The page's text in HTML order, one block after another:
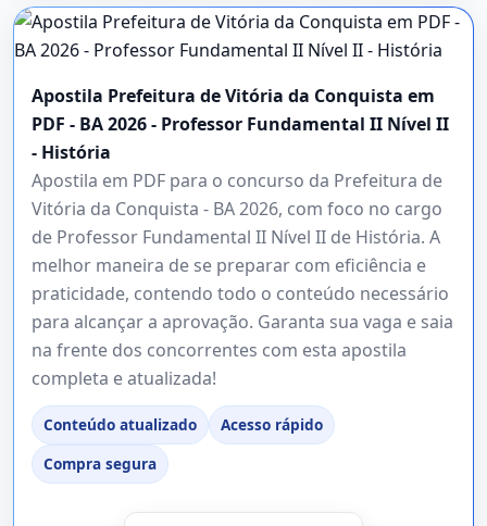
Apostila Prefeitura de Vitória da Conquista em
PDF - BA 2026 - Professor Fundamental II Nível II
- História
Apostila em PDF para o concurso da Prefeitura de
Vitória da Conquista - BA 2026, com foco no cargo
de Professor Fundamental II Nível II de História. A
melhor maneira de se preparar com eficiência e
praticidade, contendo todo o conteúdo necessário
para alcançar a aprovação. Garanta sua vaga e saia
na frente dos concorrentes com esta apostila
completa e atualizada!
Conteúdo atualizado
Acesso rápido
Compra segura